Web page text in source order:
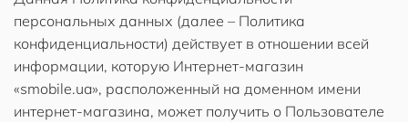
персональных данных (далее – Политика
конфиденциальности) действует в отношении всей
информации, которую Интернет-магазин
«smobile.ua», расположенный на доменном имени
интернет-магазина, может получить о Пользователе